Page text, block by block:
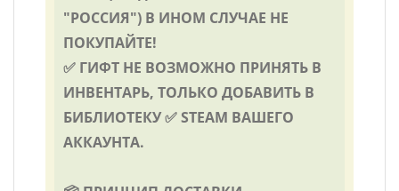
"РОССИЯ") В ИНОМ СЛУЧАЕ НЕ
ПОКУПАЙТЕ!
✅ ГИФТ НЕ ВОЗМОЖНО ПРИНЯТЬ В
ИНВЕНТАРЬ, ТОЛЬКО ДОБАВИТЬ В
БИБЛИОТЕКУ ✅ STEAM ВАШЕГО
АККАУНТА.